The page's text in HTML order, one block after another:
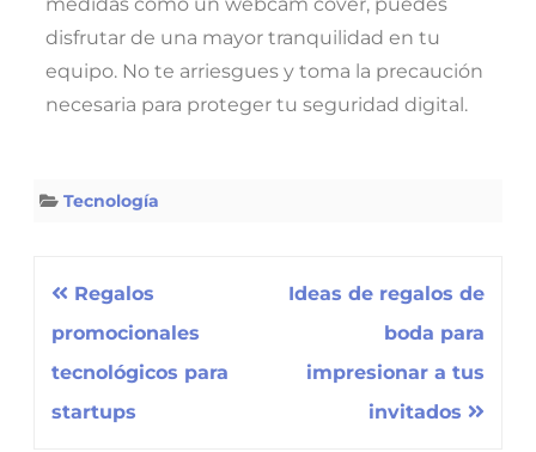
disfrutar de una mayor tranquilidad en tu
equipo. No te arriesgues y toma la precaución
necesaria para proteger tu seguridad digital.
Tecnología
Regalos
promocionales
tecnológicos para
startups
Ideas de regalos de
boda para
impresionar a tus
invitados